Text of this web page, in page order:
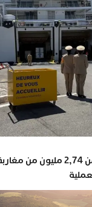
“مرحبا 2026”.. أكثر من 2,74